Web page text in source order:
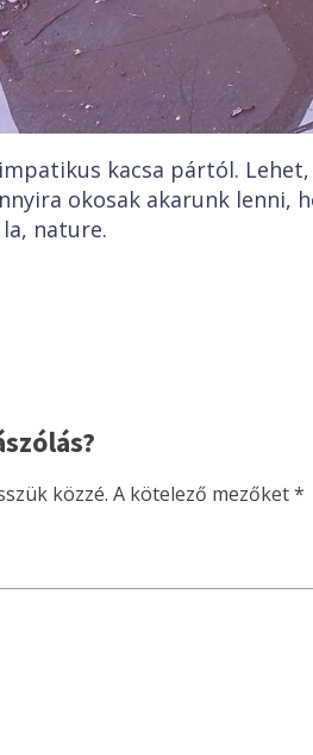
kacsa pártól. Lehet,
okosak akarunk lenni,
nature.
közzé. A kötelező mezőket*